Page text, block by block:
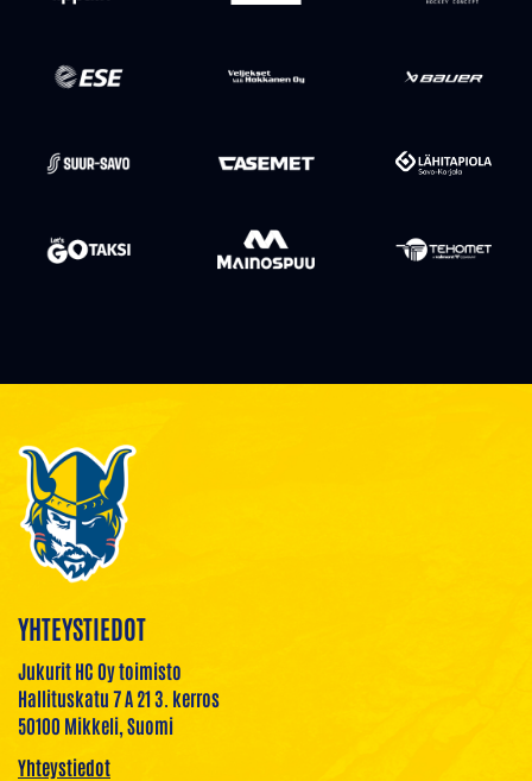
YHTEYSTIEDOT
Jukurit HC Oy toimisto
Hallituskatu 7 A 21 3. kerros
50100 Mikkeli, Suomi
Yhteystiedot